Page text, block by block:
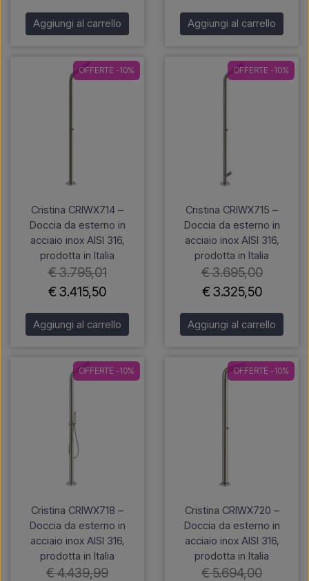
Aggiungi al carrello Aggiungi al carrello
OFFERTE -10%
Cristina CRIWX714 –
Doccia da esterno in
acciaio inox AISI 316,
prodotta in Italia
€ 3.795,01
€ 3.415,50
Aggiungi al carrello
OFFERTE -10%
Cristina CRIWX715 –
Doccia da esterno in
acciaio inox AISI 316,
prodotta in Italia
€ 3.695,00
€ 3.325,50
Aggiungi al carrello
OFFERTE -10%
Cristina CRIWX718 –
Doccia da esterno in
acciaio inox AISI 316,
prodotta in Italia
€ 4.439,99
OFFERTE -10%
Cristina CRIWX720 –
Doccia da esterno in
acciaio inox AISI 316,
prodotta in Italia
€ 5.694,00